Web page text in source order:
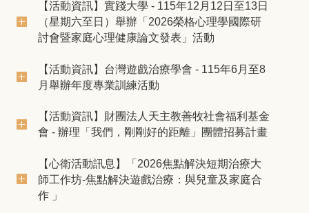
【活動資訊】實踐大學 - 115年12月12日至13日
（星期六至日）舉辦「2026榮格心理學國際研
討會暨家庭心理健康論文發表」活動
【活動資訊】台灣遊戲治療學會 - 115年6月至8
月舉辦年度專業訓練活動
【活動資訊】財團法人天主教善牧社會福利基金
會 - 辦理「我們，剛剛好的距離」團體招募計畫
【心衛活動訊息】「2026焦點解決短期治療大
師工作坊-焦點解決遊戲治療：與兒童及家庭合
作 」